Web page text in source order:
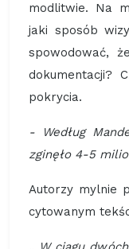
modlitwie. Na
jaki sposób
spowodować,
dokumentacji?
pokrycia.
- Według
zginęło 4-5
Autorzy mylnie
cytowanym